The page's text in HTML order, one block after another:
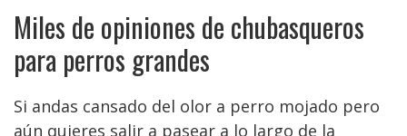
Miles de opiniones de chubasqueros
para perros grandes
Si andas cansado del olor a perro mojado pero
aún quieres salir a pasear a lo largo de la